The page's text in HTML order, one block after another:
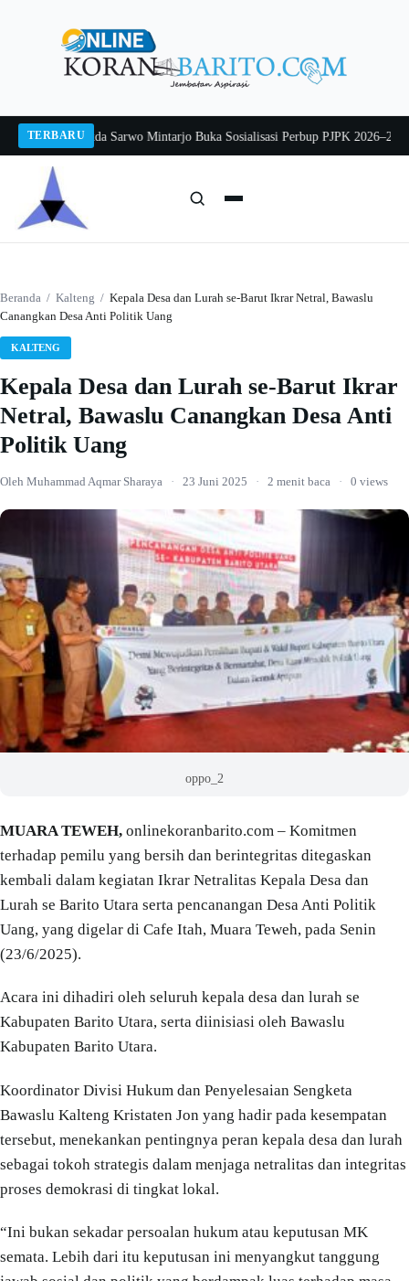
TERBARU
Pj Sekda Sarwo Mintarjo Buka Sosialisasi Perbup PJPK 2026–2030
Beranda / Kalteng / Kepala Desa dan Lurah se-Barut Ikrar Netral, Bawaslu
Canangkan Desa Anti Politik Uang
KALTENG
Kepala Desa dan Lurah se-Barut Ikrar
Netral, Bawaslu Canangkan Desa Anti
Politik Uang
Oleh Muhammad Aqmar Sharaya · 23 Juni 2025 · 2 menit baca · 0 views
oppo_2
MUARA TEWEH, onlinekoranbarito.com – Komitmen
terhadap pemilu yang bersih dan berintegritas ditegaskan
kembali dalam kegiatan Ikrar Netralitas Kepala Desa dan
Lurah se Barito Utara serta pencanangan Desa Anti Politik
Uang, yang digelar di Cafe Itah, Muara Teweh, pada Senin
(23/6/2025).
Acara ini dihadiri oleh seluruh kepala desa dan lurah se
Kabupaten Barito Utara, serta diinisiasi oleh Bawaslu
Kabupaten Barito Utara.
Koordinator Divisi Hukum dan Penyelesaian Sengketa
Bawaslu Kalteng Kristaten Jon yang hadir pada kesempatan
tersebut, menekankan pentingnya peran kepala desa dan lurah
sebagai tokoh strategis dalam menjaga netralitas dan integritas
proses demokrasi di tingkat lokal.
“Ini bukan sekadar persoalan hukum atau keputusan MK
semata. Lebih dari itu keputusan ini menyangkut tanggung